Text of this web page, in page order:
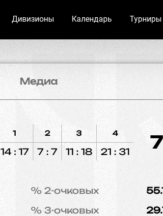
Дивизионы Календарь Турниры
Медиа
1
14 : 17
2
7 : 7
3
11 : 18
4
21 : 31
% 2-очковых
% 3-очковых